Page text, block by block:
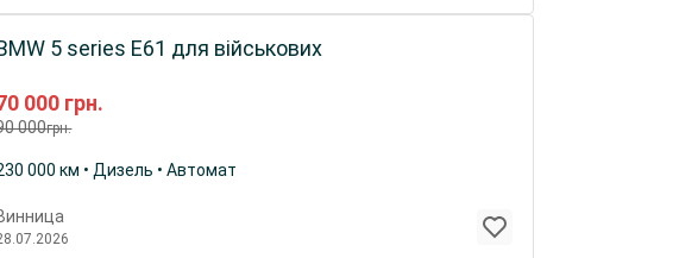
000 грн.
000грн.
5 series E61 для військових
000 км • Дизель • Автомат